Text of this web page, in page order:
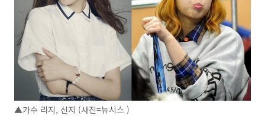
▲가수 리지, 신지 (사진=뉴시스 )